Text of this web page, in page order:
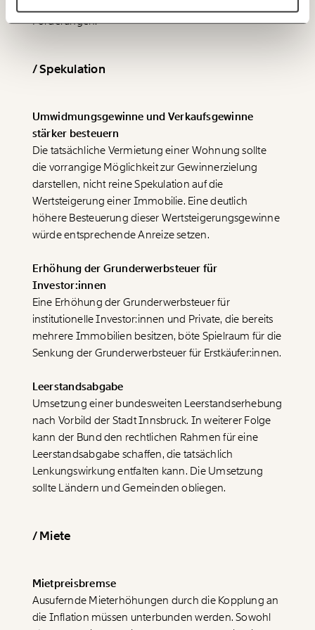
150€ €
Ich möchte meine Spende verschenken.
kannst.
WEITER
1/3
ANMELDEN
Forderungen:
/ Spekulation
Umwidmungsgewinne und Verkaufsgewinne
stärker besteuern
Die tatsächliche Vermietung einer Wohnung sollte
die vorrangige Möglichkeit zur Gewinnerzielung
darstellen, nicht reine Spekulation auf die
Wertsteigerung einer Immobilie. Eine deutlich
höhere Besteuerung dieser Wertsteigerungsgewinne
würde entsprechende Anreize setzen.
Erhöhung der Grunderwerbsteuer für
Investor:innen
Eine Erhöhung der Grunderwerbsteuer für
institutionelle Investor:innen und Private, die bereits
mehrere Immobilien besitzen, böte Spielraum für die
Senkung der Grunderwerbsteuer für Erstkäufer:innen.
Leerstandsabgabe
Umsetzung einer bundesweiten Leerstandserhebung
nach Vorbild der Stadt Innsbruck. In weiterer Folge
kann der Bund den rechtlichen Rahmen für eine
Leerstandsabgabe schaffen, die tatsächlich
Lenkungswirkung entfalten kann. Die Umsetzung
sollte Ländern und Gemeinden obliegen.
/ Miete
Mietpreisbremse
Ausufernde Mieterhöhungen durch die Kopplung an
die Inflation müssen unterbunden werden. Sowohl